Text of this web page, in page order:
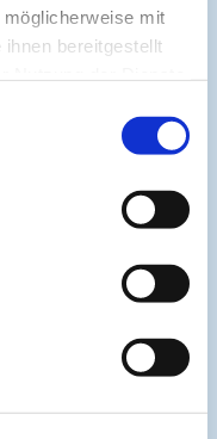
mit
bereitgestellt
werden nur die
hilft, die